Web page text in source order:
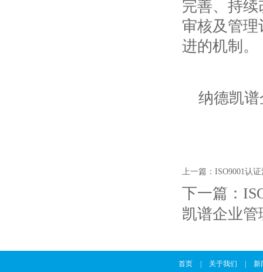
完善、持
审核及管
进的机制。
纳德凯
上一篇： ISO9001认
下一篇：
凯谱企业管
首页 关于我们
新